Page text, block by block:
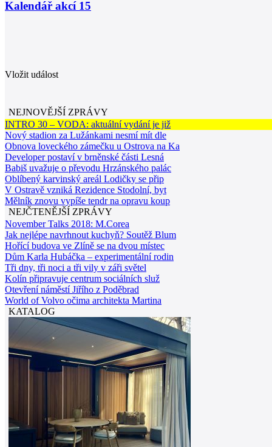
Kalendář akcí 15
Vložit událost
NEJNOVĚJŠÍ ZPRÁVY
INTRO 30 – VODA: aktuální vydání je již
Nový stadion za Lužánkami nesmí mít dle
Obnova loveckého zámečku u Ostrova na Ka
Developer postaví v brněnské části Lesná
Babiš uvažuje o převodu Hrzánského palác
Oblíbený karvinský areál Lodičky se přip
V Ostravě vzniká Rezidence Stodolní, byt
Mělník znovu vypíše tendr na opravu koup
NEJČTENĚJŠÍ ZPRÁVY
November Talks 2018: M.Corea
Jak nejlépe navrhnout kuchyň? Soutěž Blum
Hořící budova ve Zlíně se na dvou místec
Dům Karla Hubáčka – experimentální rodin
Tři dny, tři noci a tři vily v záři světel
Kolín připravuje centrum sociálních služ
Otevření náměstí Jiřího z Poděbrad
World of Volvo očima architekta Martina
KATALOG